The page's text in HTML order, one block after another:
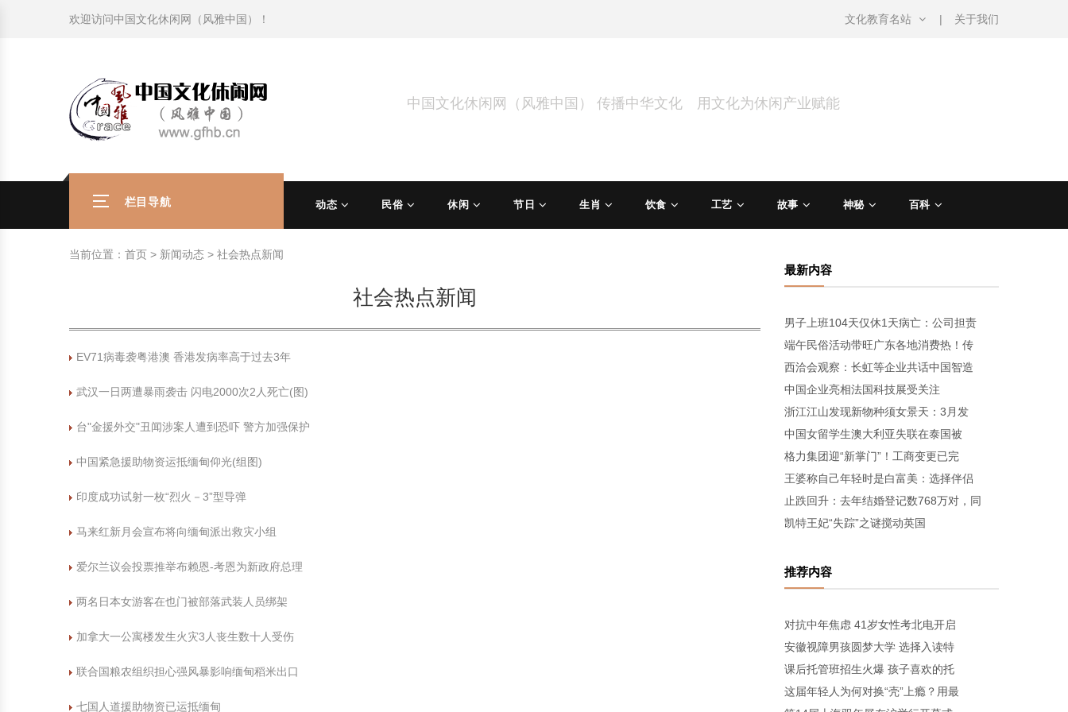
社会热点新闻
中华民俗礼仪
中国民俗趣谈
中华姓氏文化
中国民俗禁忌
中国传统服饰
文化休闲产业研究
非物质文化遗产
政策法律法规
旅游出行知识
国外传统节日
国外饮食文化
漆器
外国民间故事
中国风水文化
中国宗教文化
苗族巫蛊文化
中国性文化
校园文化建设知识
学习力教育知识
教育名家
社会热点新闻
中华民俗礼仪
中国民俗趣谈
中华姓氏文化
中国民俗禁忌
中国传统服饰
文化休闲产业研究
非物质文化遗产
政策法律法规
旅游出行知识
国外传统节日
国外饮食文化
漆器
外国民间故事
中国风水文化
中国宗教文化
苗族巫蛊文化
中国性文化
校园文化建设知识
学习力教育知识
教育名家
欢迎访问中国文化休闲网（风雅中国） ！ 文化教育名站 关于我们
中国文化休闲网（风雅中国） 传播中华文化 用文化为休闲产业赋能
栏目导航 动态 民俗 休闲 节日 生肖 饮食 工艺 故事 神秘 百科
当前位置： 首页 > 新闻动态 > 社会热点新闻
社会热点新闻
EV71病毒袭粤港澳 香港发病率高于过去3年
武汉一日两遭暴雨袭击 闪电2000次2人死亡(图)
台"金援外交"丑闻涉案人遭到恐吓 警方加强保护
中国紧急援助物资运抵缅甸仰光(组图)
印度成功试射一枚“烈火－3”型导弹
马来红新月会宣布将向缅甸派出救灾小组
爱尔兰议会投票推举布赖恩-考恩为新政府总理
两名日本女游客在也门被部落武装人员绑架
加拿大一公寓楼发生火灾3人丧生数十人受伤
联合国粮农组织担心强风暴影响缅甸稻米出口
七国人道援助物资已运抵缅甸
最新内容
男子上班104天仅休1天病亡：公司担责
端午民俗活动带旺广东各地消费热！传
西洽会观察：长虹等企业共话中国智造
中国企业亮相法国科技展受关注
浙江江山发现新物种须女景天：3月发
中国女留学生澳大利亚失联在泰国被
格力集团迎“新掌门”！工商变更已完
王婆称自己年轻时是白富美：选择伴侣
止跌回升：去年结婚登记数768万对，同
凯特王妃“失踪”之谜搅动英国
推荐内容
对抗中年焦虑 41岁女性考北电开启
安徽视障男孩圆梦大学 选择入读特
课后托管班招生火爆 孩子喜欢的托
这届年轻人为何对换“壳”上瘾？用最